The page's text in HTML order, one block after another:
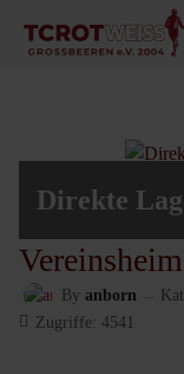
Direkte
Vereinsheim
By anborn
Zugriffe: 4541